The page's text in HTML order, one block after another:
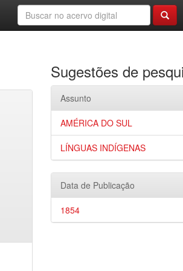
Sugestões de
Assunto
AMÉRICA DO SUL
LÍNGUAS INDÍGENAS
Data de Publicação
1854